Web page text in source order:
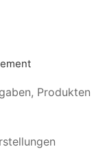
Produkten